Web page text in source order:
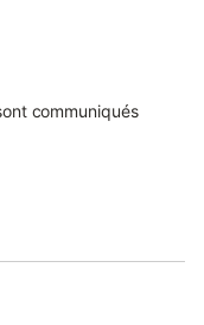
communiqués